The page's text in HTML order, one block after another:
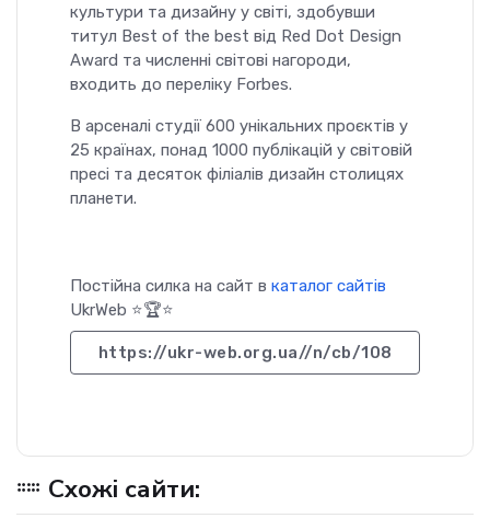
культури та дизайну у світі, здобувши
титул Best of the best від Red Dot Design
Award та численні світові нагороди,
входить до переліку Forbes.
В арсеналі студії 600 унікальних проєктів у
25 країнах, понад 1000 публікацій у світовій
пресі та десяток філіалів дизайн столицях
планети.
Постійна силка на сайт в каталог сайтів
UkrWeb ⭐🏆⭐
https://ukr-web.org.ua//n/cb/108
Схожі сайти: